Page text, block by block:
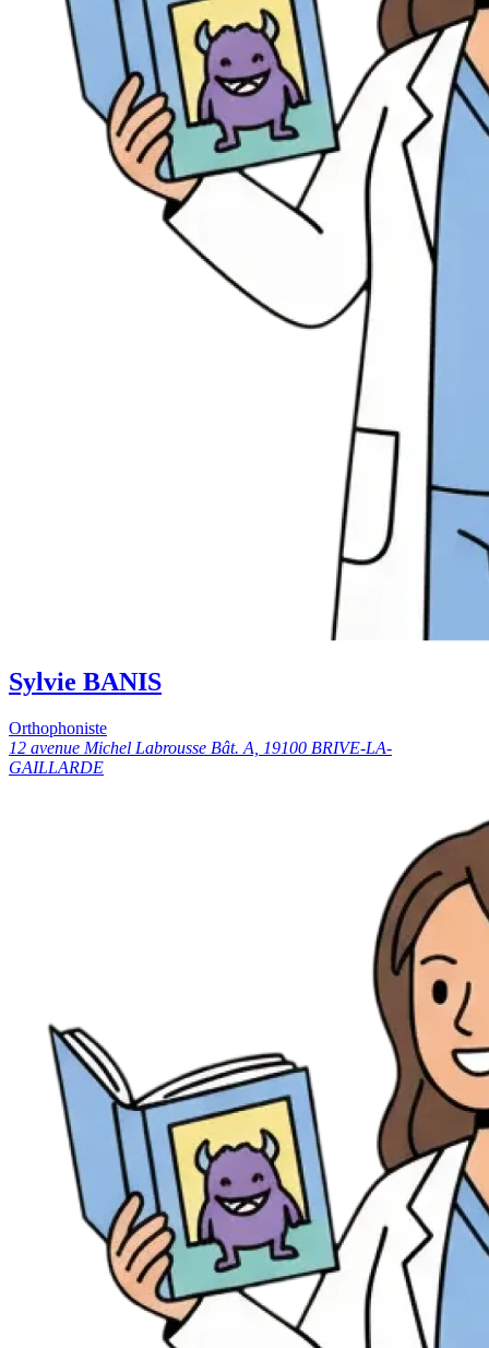
Sylvie BANIS
Orthophoniste
12 avenue Michel Labrousse Bât. A, 19100 BRIVE-LA-
GAILLARDE